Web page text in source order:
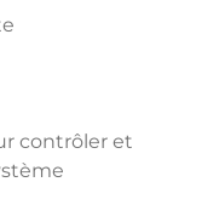
contrôler et